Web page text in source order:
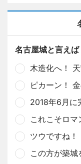
名古屋城と言えば
木造化へ！
ピカーン！
2018年6月
これこそロ
ツウですね
この方が築